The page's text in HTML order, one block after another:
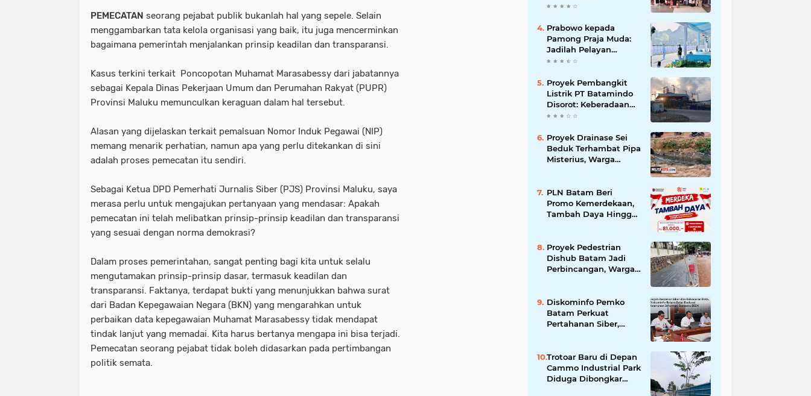
PEMECATAN seorang pejabat publik bukanlah hal yang sepele. Selain
menggambarkan tata kelola organisasi yang baik, itu juga mencerminkan
bagaimana pemerintah menjalankan prinsip keadilan dan transparansi.
Kasus terkini terkait Poncopotan Muhamat Marasabessy dari jabatannya
sebagai Kepala Dinas Pekerjaan Umum dan Perumahan Rakyat (PUPR)
Provinsi Maluku memunculkan keraguan dalam hal tersebut.
Alasan yang dijelaskan terkait pemalsuan Nomor Induk Pegawai (NIP)
memang menarik perhatian, namun apa yang perlu ditekankan di sini
adalah proses pemecatan itu sendiri.
Sebagai Ketua DPD Pemerhati Jurnalis Siber (PJS) Provinsi Maluku, saya
merasa perlu untuk mengajukan pertanyaan yang mendasar: Apakah
pemecatan ini telah melibatkan prinsip-prinsip keadilan dan transparansi
yang sesuai dengan norma demokrasi?
Dalam proses pemerintahan, sangat penting bagi kita untuk selalu
mengutamakan prinsip-prinsip dasar, termasuk keadilan dan
transparansi. Faktanya, terdapat bukti yang menunjukkan bahwa surat
dari Badan Kepegawaian Negara (BKN) yang mengarahkan untuk
perbaikan data kepegawaian Muhamat Marasabessy tidak mendapat
tindak lanjut yang memadai. Kita harus bertanya mengapa ini bisa terjadi.
Pemecatan seorang pejabat tidak boleh didasarkan pada pertimbangan
politik semata.
Lingkungan
APAR dan Rambu K3
Prabowo kepada
Pamong Praja Muda:
Jadilah Pelayan
Rakyat yang Jujur,
Korupsi
Proyek Pembangkit
Listrik PT Batamindo
Disorot: Keberadaan
TKA Tiongkok dan
Wartawan Jadi
Perhatian
Proyek Drainase Sei
Beduk Terhambat Pipa
Misterius, Warga
Air
PLN Batam Beri
Promo Kemerdekaan,
Tambah Daya Hingga
Proyek Pedestrian
Dishub Batam Jadi
Perbincangan, Warga
Penggunaan APBD
Diskominfo Pemko
Batam Perkuat
Pertahanan Siber,
Informasi Pemerintah
Trotoar Baru di Depan
Cammo Industrial Park
Diduga Dibongkar